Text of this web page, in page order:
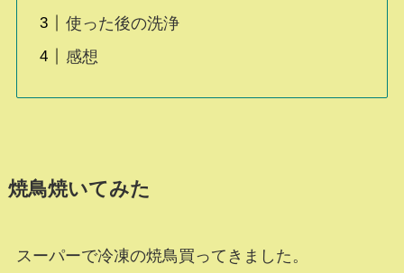
使った後の洗浄
感想
焼鳥焼いてみた
スーパーで冷凍の焼鳥買ってきました。